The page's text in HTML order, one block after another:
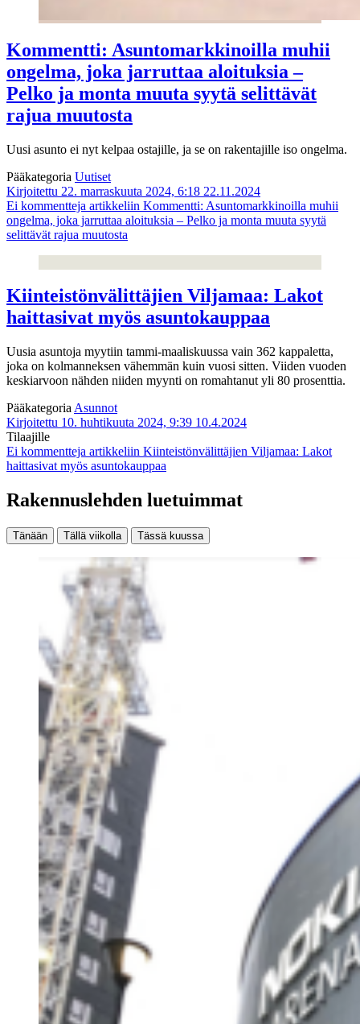
Kommentti: Asuntomarkkinoilla muhii
ongelma, joka jarruttaa aloituksia –
Pelko ja monta muuta syytä selittävät
rajua muutosta
Uusi asunto ei nyt kelpaa ostajille, ja se on rakentajille iso ongelma.
Pääkategoria Uutiset
Kirjoitettu 22. marraskuuta 2024, 6:18 22.11.2024
Ei kommentteja artikkeliin Kommentti: Asuntomarkkinoilla muhii
ongelma, joka jarruttaa aloituksia – Pelko ja monta muuta syytä
selittävät rajua muutosta
Kiinteistönvälittäjien Viljamaa: Lakot
haittasivat myös asuntokauppaa
Uusia asuntoja myytiin tammi-maaliskuussa vain 362 kappaletta,
joka on kolmanneksen vähemmän kuin vuosi sitten. Viiden vuoden
keskiarvoon nähden niiden myynti on romahtanut yli 80 prosenttia.
Pääkategoria Asunnot
Kirjoitettu 10. huhtikuuta 2024, 9:39 10.4.2024
Tilaajille
Ei kommentteja artikkeliin Kiinteistönvälittäjien Viljamaa: Lakot
haittasivat myös asuntokauppaa
Rakennuslehden luetuimmat
Tänään Tällä viikolla Tässä kuussa